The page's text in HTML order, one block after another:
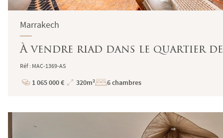
Marrakech
À vendre riad dans le quartier
Réf : MAC-1369-AS
Prix
1 065 000 €
Superficie
320m² 6 chambres